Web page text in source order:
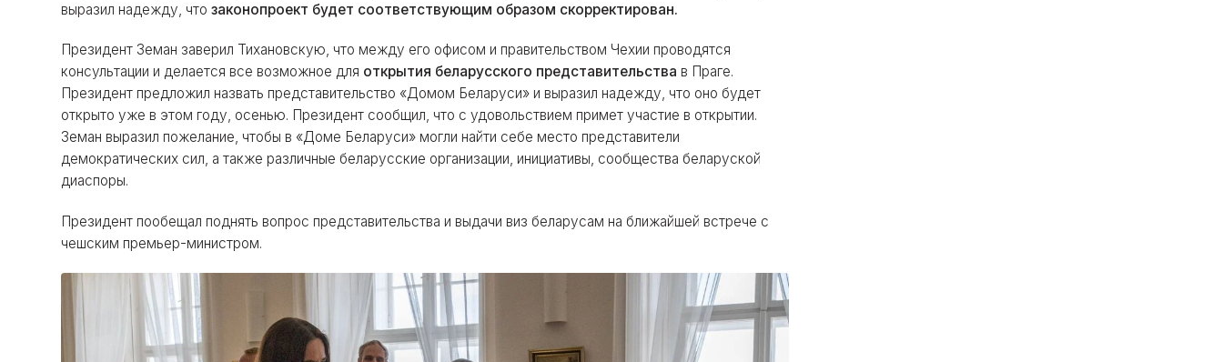
выразил надежду, чтозаконопроект будет соответствующим образом скорректирован.
Президент Земан заверил Тихановскую, что между его офисом и правительством Чехии проводятся
консультации и делается все возможное для открытия беларусского представительства в Праге.
Президент предложил назвать представительство «Домом Беларуси» и выразил надежду, что оно будет
открыто уже в этом году, осенью. Президент сообщил, что с удовольствием примет участие в открытии.
Земан выразил пожелание, чтобы в «Доме Беларуси» могли найти себе место представители
демократических сил, а также различные беларусские организации, инициативы, сообщества беларуской
диаспоры.
Президент пообещал поднять вопрос представительства и выдачи виз беларусам на ближайшей встрече с
чешским премьер-министром.